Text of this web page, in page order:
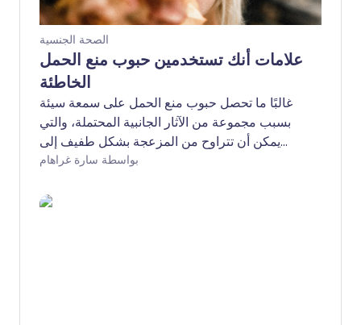
الصحة الجنسية
علامات أنك تستخدمين حبوب منع الحمل
الخاطئة
غالبًا ما تحصل حبوب منع الحمل على سمعة سيئة
بسبب مجموعة من الآثار الجانبية المحتملة، والتي
يمكن أن تتراوح من المزعجة بشكل طفيف إلى
المرهقة تمامًا. ومع ذلك، يجدر الإشارة إلى أن هناك
المتاحة حاليًا في المملكة المتحدة، وليس كل
بواسطة سارة غراهام